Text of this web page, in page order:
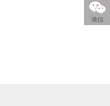
QQ客服
微信